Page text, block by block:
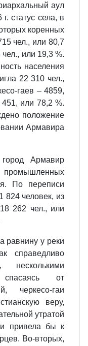
аул
статус села, в
коренных
чел., или 80,7
или 19,3 %.
населения
22 310 чел.,
гаев – 4859,
или 78,2 %.
положение
Армавира
Армавир
По переписи
824 человек, из
262 чел., или
равнину у реки
справедливо
от
черкесо-гаи
веру,
утратой
и привела бы к
Во-вторых,